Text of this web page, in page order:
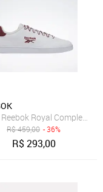
Stone
Reebok Royal Complete
R$459,00 - 36%
R$293,00